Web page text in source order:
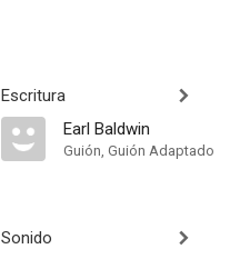
Escritura
Earl Baldwin
Guión, Guión Adaptado
Sonido